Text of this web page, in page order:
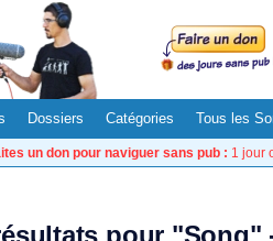
Dossiers Catégories Tous les
un don pour naviguer sans pub : 1 jour
pour